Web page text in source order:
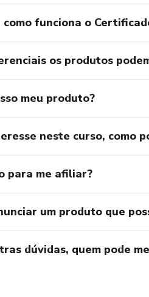
como funciona o
os produtos
meu produto?
neste curso, como
para me afiliar?
um produto que
dúvidas, quem pode